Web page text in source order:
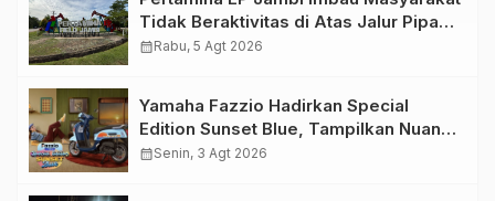
Tidak Beraktivitas di Atas Jalur Pipa
Migas Demi Keselamatan Bersama
calendar_monthRabu, 5 Agt 2026
Yamaha Fazzio Hadirkan Special
Edition Sunset Blue, Tampilkan Nuansa
Retro Summer yang Semakin Skena
calendar_monthSenin, 3 Agt 2026